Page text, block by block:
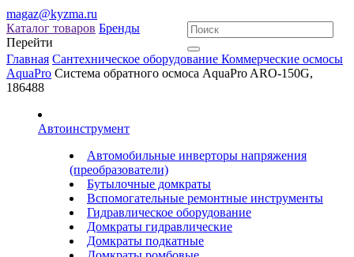
magaz@kyzma.ru
Каталог товаров Бренды
Перейти
Главная Сантехническое оборудование Коммерческие осмосы
AquaPro Система обратного осмоса AquaPro ARO-150G,
186488
Автоинструмент
Автомобильные инверторы напряжения
(преобразователи)
Бутылочные домкраты
Вспомогательные ремонтные инструменты
Гидравлическое оборудование
Домкраты гидравлические
Домкраты подкатные